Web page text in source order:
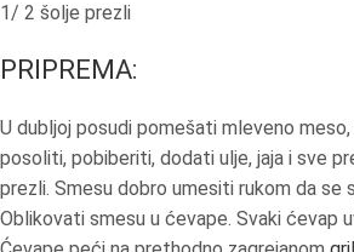
1/ 2 šolje prezli
PRIPREMA:
U dubljoj posudi pomešati mleveno
posoliti, pobiberiti, dodati ulje, jaja i sve
prezli. Smesu dobro umesiti rukom da se
Oblikovati smesu u ćevape. Svaki ćevap